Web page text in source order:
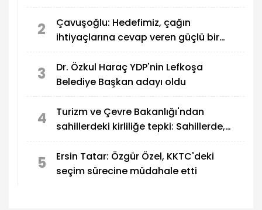
2
Çavuşoğlu: Hedefimiz, çağın
ihtiyaçlarına cevap veren güçlü bir
3
Dr. Özkul Haraç YDP'nin Lefkoşa
Belediye Başkan adayı oldu
4
Turizm ve Çevre Bakanlığı'ndan
sahillerdeki kirliliğe tepki: Sahillerde,
5
Ersin Tatar: Özgür Özel, KKTC'deki
seçim sürecine müdahale etti